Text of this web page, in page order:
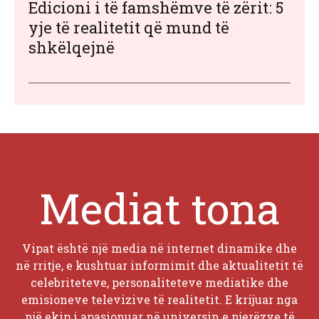
Edicioni i të famshëmve të zërit: 5
yje të realitetit që mund të
shkëlqejnë
Mediat tona
Vipat është një media në internet dinamike dhe
në rritje, e kushtuar informimit dhe aktualitetit të
celebriteteve, personaliteteve mediatike dhe
emisioneve televizive të realitetit. E krijuar nga